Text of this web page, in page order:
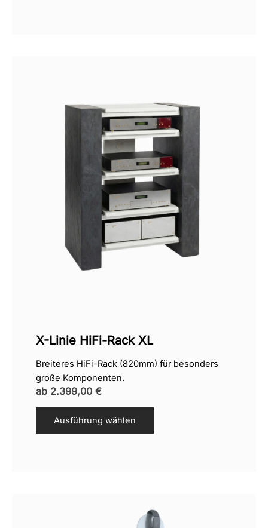
X-Linie HiFi-Rack XL
Breiteres HiFi-Rack (820mm) für besonders
große Komponenten.
ab 2.399,00 €
Ausführung wählen